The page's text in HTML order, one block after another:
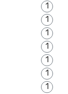
1
1
1
1
1
1
1